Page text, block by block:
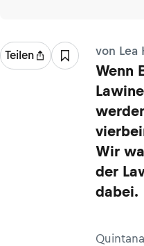
Teilen von Lea
Wenn
Wir
der
dabei.